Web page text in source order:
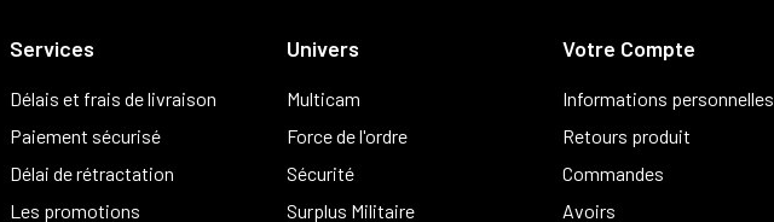
Services
Délais et frais de livraison
Paiement sécurisé
Délai de rétractation
Les promotions
Univers
Multicam
Force de l'ordre
Sécurité
Surplus Militaire
Votre Compte
Informations personnelles
Retours produit
Commandes
Avoirs